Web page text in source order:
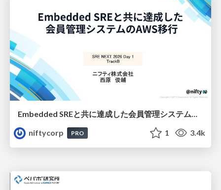
niftycorp
PRO 1 3.4k